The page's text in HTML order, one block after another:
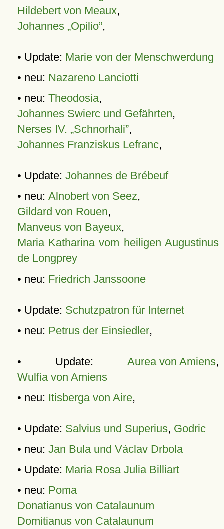
Hildebert von Meaux,
Johannes „Opilio”,
• Update: Marie von der Menschwerdung
• neu: Nazareno Lanciotti
• neu: Theodosia,
Johannes Swierc und Gefährten,
Nerses IV. „Schnorhali”,
Johannes Franziskus Lefranc,
• Update: Johannes de Brébeuf
• neu: Alnobert von Seez,
Gildard von Rouen,
Manveus von Bayeux,
Maria Katharina vom heiligen Augustinus
de Longprey
• neu: Friedrich Janssoone
• Update: Schutzpatron für Internet
• neu: Petrus der Einsiedler,
• Update: Aurea von Amiens,
Wulfia von Amiens
• neu: Itisberga von Aire,
• Update: Salvius und Superius, Godric
• neu: Jan Bula und Václav Drbola
• Update: Maria Rosa Julia Billiart
• neu: Poma
Donatianus von Catalaunum
Domitianus von Catalaunum